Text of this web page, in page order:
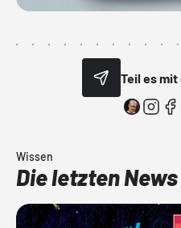
Teil es
Wissen
Die letzten